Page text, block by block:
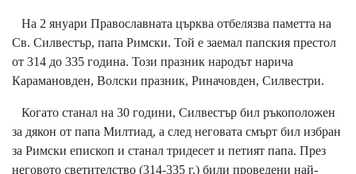
На 2 януари Православната църква отбелязва паметта на
Св. Силвестър, папа Римски. Той е заемал папския престол
от 314 до 335 година. Този празник народът нарича
Карамановден, Волски празник, Риначовден, Силвестри.
Когато станал на 30 години, Силвестър бил ръкоположен
за дякон от папа Милтиад, а след неговата смърт бил избран
за Римски епископ и станал тридесет и петият папа. През
неговото светителство (314-335 г.) били проведени най-